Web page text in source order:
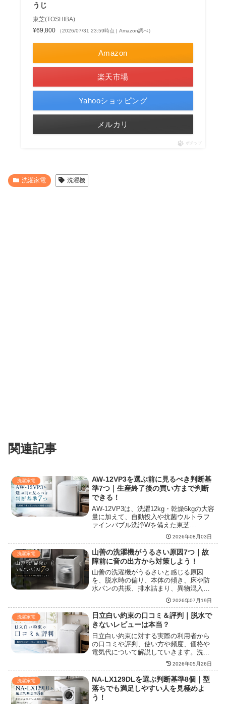
うじ
東芝(TOSHIBA)
¥69,800
（2026/07/31 23:59時点 | Amazon調べ）
Amazon
楽天市場
Yahooショッピング
メルカリ
ポチップ
洗濯家電 洗濯機
関連記事
洗濯家電
AW-12VP3を選ぶ前に見るべき判断基
準7つ｜生産終了後の買い方まで判断
できる！
AW-12VP3は、洗濯12kg・乾燥6kgの大容
量に加えて、自動投入や抗菌ウルトラフ
ァインバブル洗浄Wを備えた東芝
ZABOONのタテ型洗濯乾燥機で、生産終
了後に検討する際は在庫状態、保証、設
置寸法、乾燥への期待値、後継モデルと
の価格差を確認することが重要です。
2026年08月03日
洗濯家電
山善の洗濯機がうるさい原因7つ｜故
障前に音の出方から対策しよう！
山善の洗濯機がうるさいと感じる原因
を、脱水時の偏り、本体の傾き、床や防
水パンの共振、排水詰まり、異物混入、
部品劣化に分けて整理し、自分でできる
静音対策、故障を疑うサイン、買い替え
前に見るべき運転音の目安までわかりや
すく紹介します。
2026年07月19日
洗濯家電
日立白い約束の口コミ＆評判｜脱水で
きないレビューは本当？
日立白い約束に対する実際の利用者から
の口コミや評判、使い方や頻度、価格や
電気代について解説していきます。洗浄
力の高いシャワー浸透洗浄や乾燥時間の
短縮に役立つ風脱水などの特徴、搭載さ
れている機能についても紹介していきま
す。
2026年05月26日
洗濯家電
NA-LX129DLを選ぶ判断基準8個｜型
落ちでも満足しやすい人を見極めよ
う！